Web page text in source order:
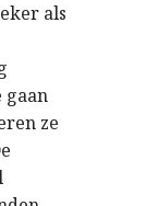
als
gaan
ze